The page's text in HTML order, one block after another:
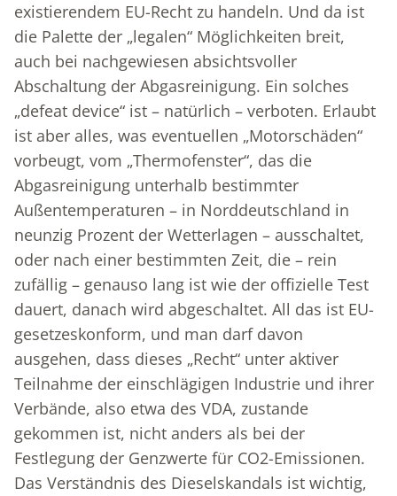
existierendem EU-Recht zu handeln. Und da ist
die Palette der „legalen“ Möglichkeiten breit,
auch bei nachgewiesen absichtsvoller
Abschaltung der Abgasreinigung. Ein solches
„defeat device“ ist – natürlich – verboten. Erlaubt
ist aber alles, was eventuellen „Motorschäden“
vorbeugt, vom „Thermofenster“, das die
Abgasreinigung unterhalb bestimmter
Außentemperaturen – in Norddeutschland in
neunzig Prozent der Wetterlagen – ausschaltet,
oder nach einer bestimmten Zeit, die – rein
zufällig – genauso lang ist wie der offizielle Test
dauert, danach wird abgeschaltet. All das ist EU-
gesetzeskonform, und man darf davon
ausgehen, dass dieses „Recht“ unter aktiver
Teilnahme der einschlägigen Industrie und ihrer
Verbände, also etwa des VDA, zustande
gekommen ist, nicht anders als bei der
Festlegung der Genzwerte für CO2-Emissionen.
Das Verständnis des Dieselskandals ist wichtig,